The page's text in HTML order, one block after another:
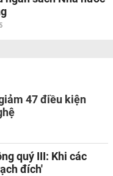
47 điều kiện
quý III: Khi các
đích'